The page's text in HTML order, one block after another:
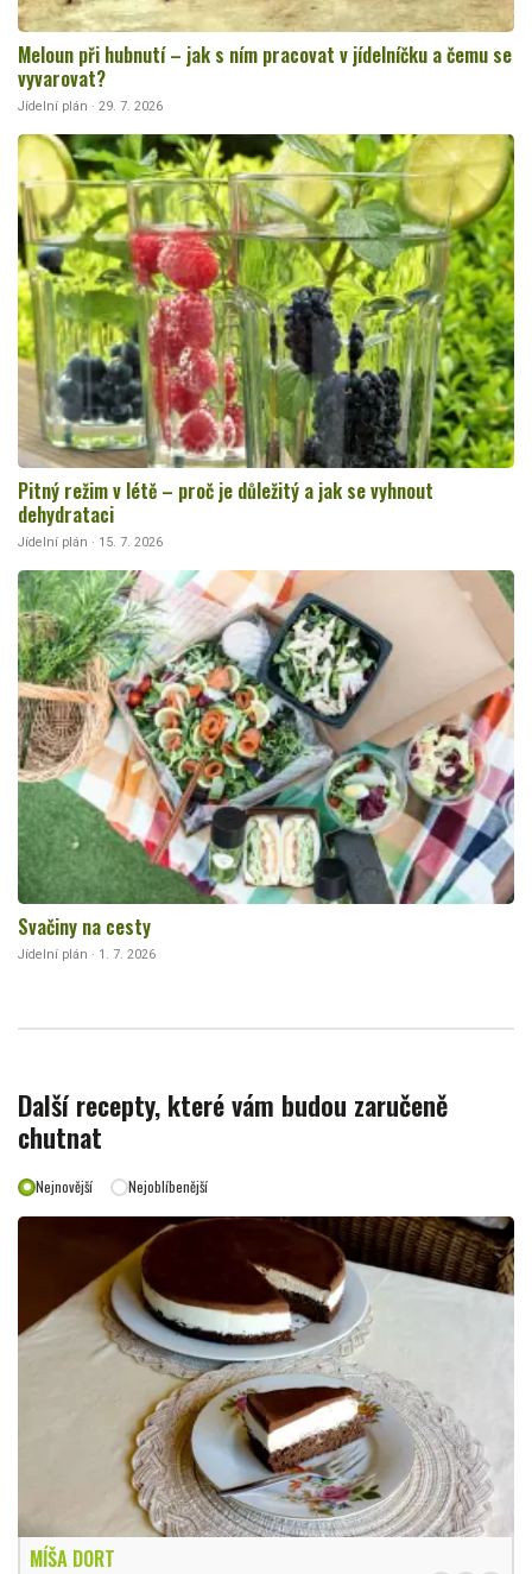
Meloun při hubnutí – jak s ním pracovat v jídelníčku a čemu se
vyvarovat?
Jídelní plán · 29. 7. 2026
Pitný režim v létě – proč je důležitý a jak se vyhnout
dehydrataci
Jídelní plán · 15. 7. 2026
Svačiny na cesty
Jídelní plán · 1. 7. 2026
Další recepty, které vám budou zaručeně
chutnat
Nejnovější Nejoblíbenější
MÍŠA DORT